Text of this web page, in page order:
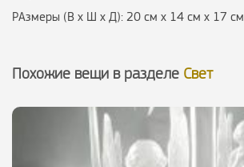
РАзмеры (В х Ш х Д): 20 см х 14 см х 17 см
Похожие вещи в разделе Свет